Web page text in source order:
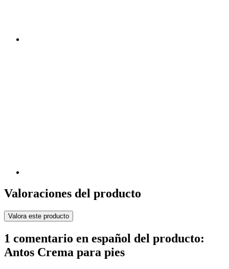
Valoraciones del producto
Valora este producto
1 comentario en español del producto:
Antos Crema para pies